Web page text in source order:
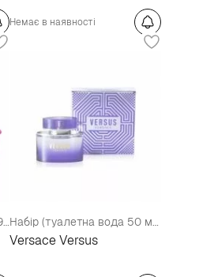
Немає в наявності
Набір (парфумована вода 90 мл + лосьйон для тіла 100 мл + косметичка) Набір (туалетна вода 50 мл + туалетна вода 5 мл роликова з брелоком + лосьйон для тіла 50 мл)
Versace Versus